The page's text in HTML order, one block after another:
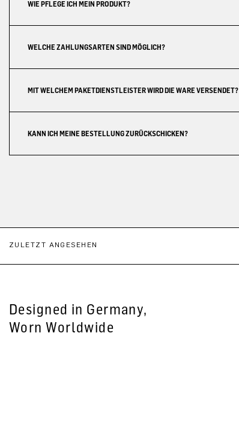
WIE PFLEGE ICH MEIN PRODUKT?
WELCHE ZAHLUNGSARTEN SIND MÖGLICH?
MIT WELCHEM PAKETDIENSTLEISTER WIRD DIE WARE VERSENDET?
KANN ICH MEINE BESTELLUNG ZURÜCKSCHICKEN?
ZULETZT ANGESEHEN
Designed in Germany,
Worn Worldwide